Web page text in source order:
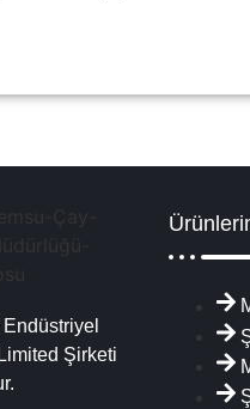
Şirketi